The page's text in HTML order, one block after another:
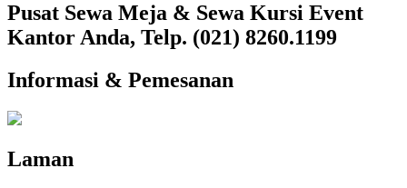
Pusat Sewa Meja & Sewa Kursi Event
Kantor Anda, Telp. (021) 8260.1199
Informasi & Pemesanan
Laman